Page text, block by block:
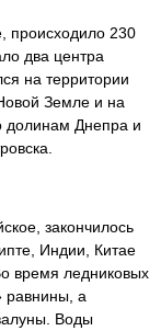
происходило 230
два центра
на территории
Земле и на
долинам Днепра и
закончилось
Индии, Китае
время ледниковых
равнины, а
Воды